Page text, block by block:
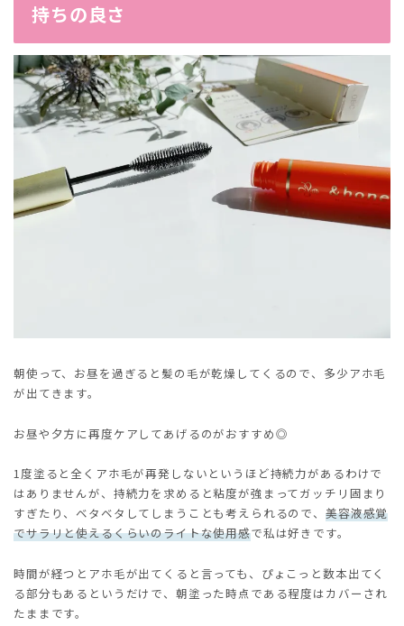
持ちの良さ
朝使って、お昼を過ぎると髪の毛が乾燥してくるので、多少アホ毛
が出てきます。
お昼や夕方に再度ケアしてあげるのがおすすめ◎
1度塗ると全くアホ毛が再発しないというほど持続力があるわけで
はありませんが、持続力を求めると粘度が強まってガッチリ固まり
すぎたり、ベタベタしてしまうことも考えられるので、 美容液感覚
でサラリと使えるくらいのライトな使用感で私は好きです。
時間が経つとアホ毛が出てくると言っても、ぴょこっと数本出てく
る部分もあるというだけで、朝塗った時点である程度はカバーされ
たままです。